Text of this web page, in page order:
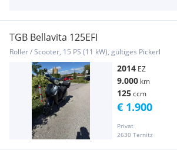
TGB Bellavita 125EFI
Roller / Scooter, 15 PS (11 kW), gültiges Pickerl
2014 EZ
9.000 km
125ccm
Privat
2630 Ternitz
€ 1.900